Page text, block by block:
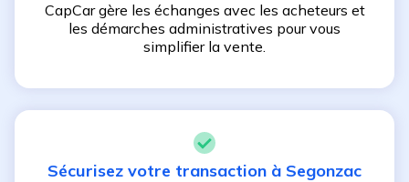
CapCar gère les échanges avec les acheteurs et
les démarches administratives pour vous
simplifier la vente.
Sécurisez votre transaction à Segonzac